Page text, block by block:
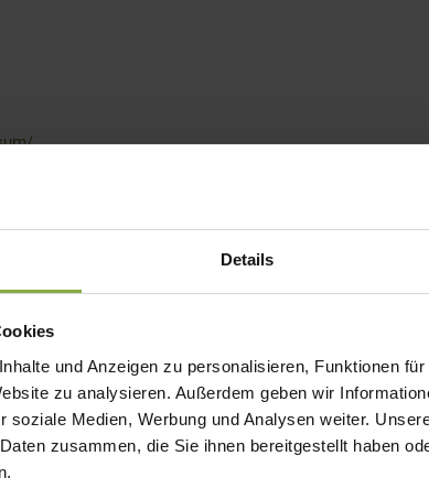
Details
und Anzeigen zu personalisieren, Funktionen
zu analysieren. Außerdem geben wir
soziale Medien, Werbung und Analysen weiter.
zusammen, die Sie ihnen bereitgestellt haben
Zugriffszeiten).
IP-Adressen).
wir die betroffenen Personen
und Inhalte.
mit Nutzern.